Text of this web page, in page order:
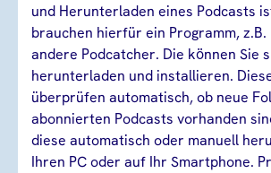
und Herunterladen eines Podcasts
brauchen hierfür ein Programm, z.B.
andere Podcatcher. Die können Sie
herunterladen und installieren.
überprüfen automatisch, ob neue
abonnierten Podcasts vorhanden
diese automatisch oder manuell
Ihren PC oder auf Ihr Smartphone.